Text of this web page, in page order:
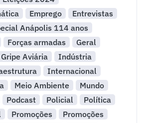
Emprego
Entrevistas
Anápolis 114 anos
Forças armadas
Geral
Gripe Aviária
Indústria
Internacional
Meio Ambiente
Mundo
Podcast Policial
Política
Promoções
Promoções